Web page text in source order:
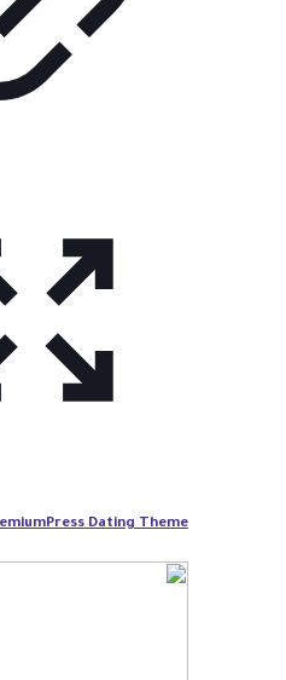
Dating Theme